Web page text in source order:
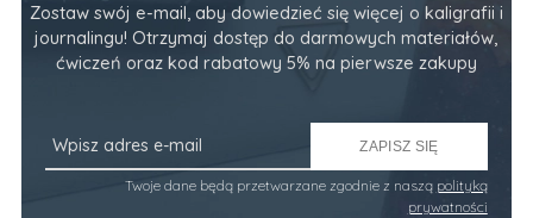
Zostaw swój e-mail, aby dowiedzieć się więcej o kaligrafii i
journalingu! Otrzymaj dostęp do darmowych materiałów,
ćwiczeń oraz kod rabatowy 5% na pierwsze zakupy
ZAPISZ SIĘ
Twoje dane będą przetwarzane zgodnie z naszą polityką
prywatności